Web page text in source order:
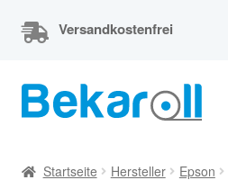
Versandkostenfrei
Zur
Navigation
Zum
Inhalt
Startseite Hersteller Epson